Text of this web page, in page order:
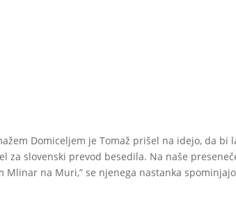
Domiceljem je Tomaž prišel na idejo, da bi
za slovenski prevod besedila. Na naše
na Muri,” se njenega nastanka spominjajo